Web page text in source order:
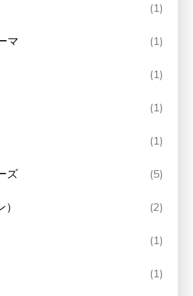
(1)
マ (1)
(1)
(1)
(1)
ズ (5)
(2)
(1)
(1)